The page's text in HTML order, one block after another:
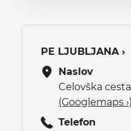
PE LJUBLJANA ›
Naslov
Celovška
(Googlemaps ›)
Telefon